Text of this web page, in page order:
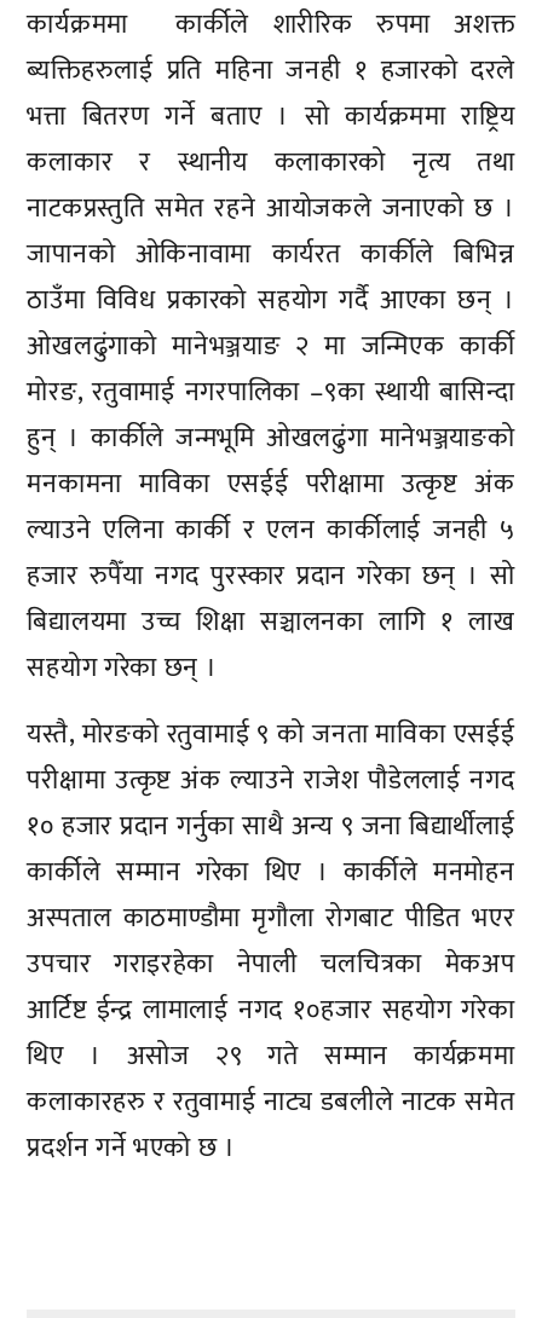
कार्यक्रममा कार्कीले शारीरिक रुपमा अशक्त
ब्यक्तिहरुलाई प्रति महिना जनही १ हजारको दरले
भत्ता बितरण गर्ने बताए । सो कार्यक्रममा राष्ट्रिय
कलाकार र स्थानीय कलाकारको नृत्य तथा
नाटकप्रस्तुति समेत रहने आयोजकले जनाएको छ ।
जापानको ओकिनावामा कार्यरत कार्कीले बिभिन्न
ठाउँमा विविध प्रकारको सहयोग गर्दै आएका छन् ।
ओखलढुंगाको मानेभञ्जयाङ २ मा जन्मिएक कार्की
मोरङ, रतुवामाई नगरपालिका –९का स्थायी बासिन्दा
हुन् । कार्कीले जन्मभूमि ओखलढुंगा मानेभञ्जयाङको
मनकामना माविका एसईई परीक्षामा उत्कृष्ट अंक
ल्याउने एलिना कार्की र एलन कार्कीलाई जनही ५
हजार रुपैँया नगद पुरस्कार प्रदान गरेका छन् । सो
बिद्यालयमा उच्च शिक्षा सञ्चालनका लागि १ लाख
सहयोग गरेका छन् ।
यस्तै, मोरङको रतुवामाई ९ को जनता माविका एसईई
परीक्षामा उत्कृष्ट अंक ल्याउने राजेश पौडेललाई नगद
१० हजार प्रदान गर्नुका साथै अन्य ९ जना बिद्यार्थीलाई
कार्कीले सम्मान गरेका थिए । कार्कीले मनमोहन
अस्पताल काठमाण्डौमा मृगौला रोगबाट पीडित भएर
उपचार गराइरहेका नेपाली चलचित्रका मेकअप
आर्टिष्ट ईन्द्र लामालाई नगद १०हजार सहयोग गरेका
थिए । असोज २९ गते सम्मान कार्यक्रममा
कलाकारहरु र रतुवामाई नाट्य डबलीले नाटक समेत
प्रदर्शन गर्ने भएको छ ।